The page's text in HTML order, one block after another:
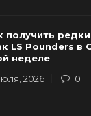
получить
LS Pounders в
неделе
2026
0